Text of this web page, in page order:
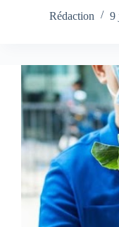
Rédaction
9